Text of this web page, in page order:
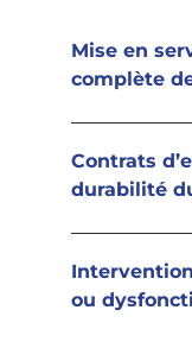
Mise en
complète
Contrats
durabilité
ou